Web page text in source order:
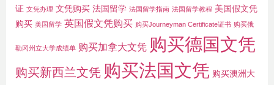
证 文凭办理 文凭购买 法国留学 法国留学指南 法国留学教程 美国假文凭
购买 美国留学 英国假文凭购买 购买Journeyman Certificate证书 购买俄
勒冈州立大学成绩单 购买加拿大文凭 购买德国文凭
购买新西兰文凭 购买法国文凭 购买澳洲大